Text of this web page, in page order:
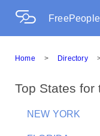
Home > Directory
Top States for
NEW YORK